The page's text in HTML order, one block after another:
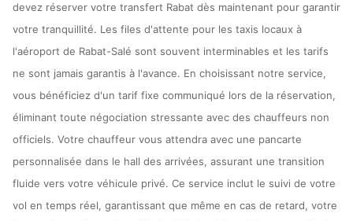
devez réserver votre transfert Rabat dès maintenant pour garantir
votre tranquillité. Les files d'attente pour les taxis locaux à
l'aéroport de Rabat-Salé sont souvent interminables et les tarifs
ne sont jamais garantis à l'avance. En choisissant notre service,
vous bénéficiez d'un tarif fixe communiqué lors de la réservation,
éliminant toute négociation stressante avec des chauffeurs non
officiels. Votre chauffeur vous attendra avec une pancarte
personnalisée dans le hall des arrivées, assurant une transition
fluide vers votre véhicule privé. Ce service inclut le suivi de votre
vol en temps réel, garantissant que même en cas de retard, votre